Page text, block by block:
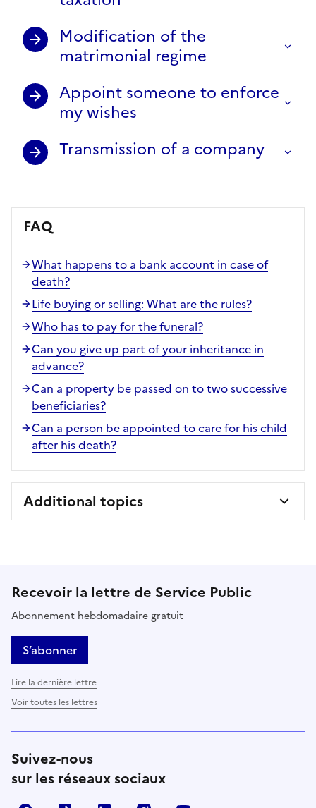
Modification of the
matrimonial regime
Appoint someone to enforce
my wishes
Transmission of a company
FAQ
What happens to a bank account in case of
death?
Life buying or selling: What are the rules?
Who has to pay for the funeral?
Can you give up part of your inheritance in
advance?
Can a property be passed on to two successive
beneficiaries?
Can a person be appointed to care for his child
after his death?
Additional topics
Recevoir la lettre de Service Public
Abonnement hebdomadaire gratuit
S’abonner
Lire la dernière lettre
Voir toutes les lettres
Suivez-nous
sur les réseaux sociaux